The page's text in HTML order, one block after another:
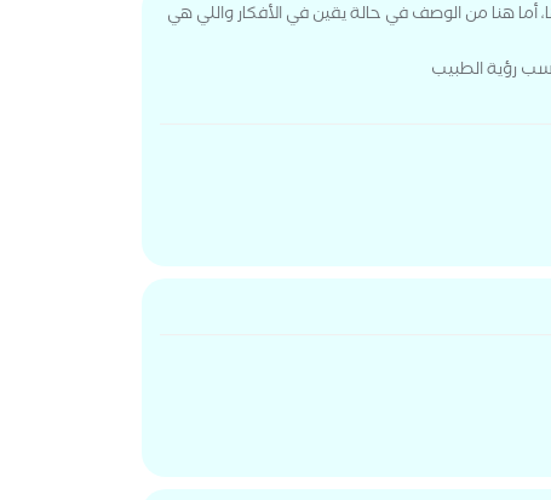
هنا من الوصف في حالة يقين في الأفكار واللي هي
رؤية الطبيب